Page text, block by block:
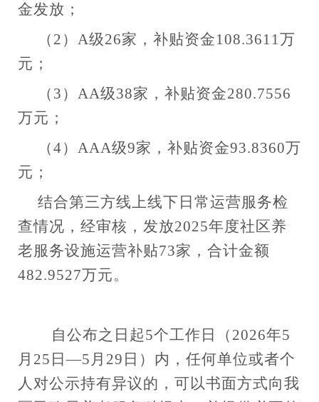
金发放；
（ 2）A级26家，补贴资金108.3611万
元；
（ 3）AA级38家，补贴资金280.7556
万元；
（4）AAA级9家，补贴资金93.8360万
元；
结合第三方线上线下日常运营服务检
查情况，经审核，发放2025年度社区养
老服务设施运营补贴73家，合计金额
482.9527万元。
自公布之日起5个工作日（2026年5
月 25 日—5 月 29 日）内，任何单位或者个
人对公示持有异议的，可以书面方式向我